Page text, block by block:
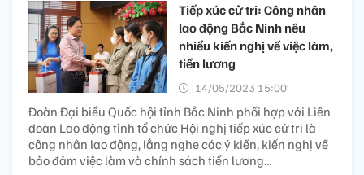
Tiếp xúc cử tri: Công nhân
lao động Bắc Ninh nêu
nhiều kiến nghị về việc làm,
tiền lương
14/05/2023 15:00’
Đoàn Đại biểu Quốc hội tỉnh Bắc Ninh phối hợp với Liên
đoàn Lao động tỉnh tổ chức Hội nghị tiếp xúc cử tri là
công nhân lao động, lắng nghe các ý kiến, kiến nghị về
bảo đảm việc làm và chính sách tiền lương…